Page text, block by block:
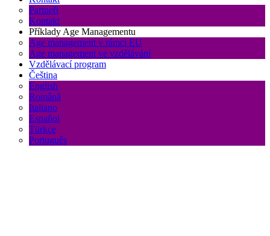
Partneři
Kontakt
Příklady Age Managementu
Age management v rámci EU
Age management ve vzdělávání
Vzdělávací program
Čeština
English
Română
Italiano
Español
Türkçe
Português